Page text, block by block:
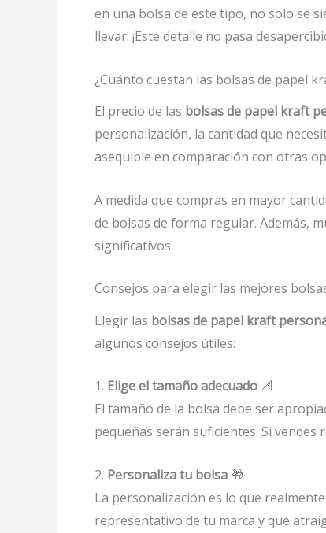
en una bolsa de este tipo, no solo se
llevar. ¡Este detalle no pasa
¿Cuánto cuestan las bolsas de papel
El precio de las bolsas de papel kraft
personalización, la cantidad que
asequible en comparación con otras
A medida que compras en mayor
de bolsas de forma regular. Además,
significativos.
Consejos para elegir las mejores
Elegir las bolsas de papel kraft
algunos consejos útiles:
1. Elige el tamaño adecuado 📐
El tamaño de la bolsa debe ser
pequeñas serán suficientes. Si
2. Personaliza tu bolsa 🎁
La personalización es lo que
representativo de tu marca y que